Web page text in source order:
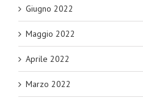
Giugno 2022
Maggio 2022
Aprile 2022
Marzo 2022